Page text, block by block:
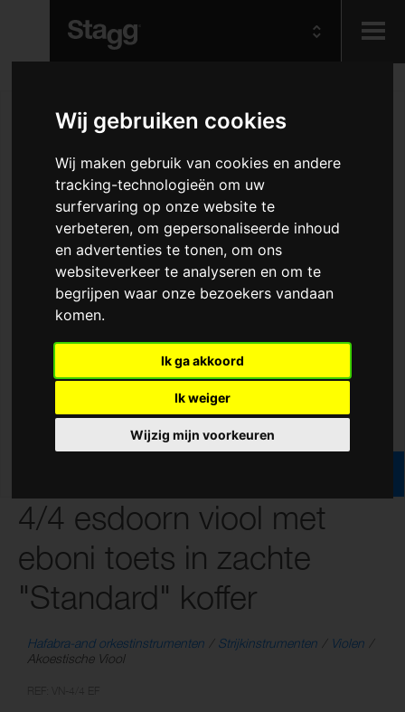
Wij gebruiken cookies
Wij maken gebruik van cookies en andere
tracking-technologieën om uw
surfervaring op onze website te
verbeteren, om gepersonaliseerde inhoud
en advertenties te tonen, om ons
websiteverkeer te analyseren en om te
begrijpen waar onze bezoekers vandaan
komen.
Ik ga akkoord
Ik weiger
Wijzig mijn voorkeuren
Lighting
4/4 esdoorn viool met
eboni toets in zachte
"Standard" koffer
Hafabra-and orkestinstrumenten Strijkinstrumenten
Violen
Akoestische Viool